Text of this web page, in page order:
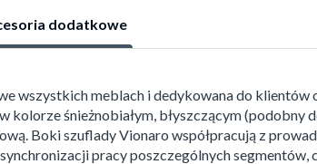
dodatkowe
wszystkich meblach i dedykowana do
śnieżnobiałym, błyszczącym (podobny
Boki szuflady Vionaro współpracują z
pracy poszczególnych